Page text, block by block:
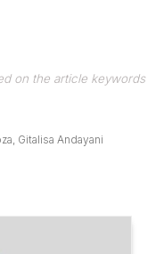
on the article keywords
Gitalisa Andayani